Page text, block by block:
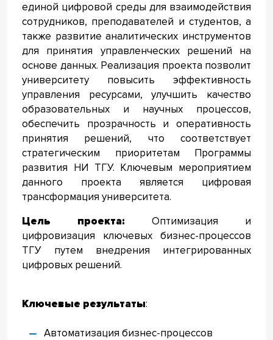
единой цифровой среды для взаимодействия
сотрудников, преподавателей и студентов, а
также развитие аналитических инструментов
для принятия управленческих решений на
основе данных. Реализация проекта позволит
университету повысить эффективность
управления ресурсами, улучшить качество
образовательных и научных процессов,
обеспечить прозрачность и оперативность
принятия решений, что соответствует
стратегическим приоритетам Программы
развития НИ ТГУ. Ключевым мероприятием
данного проекта является цифровая
трансформация университета.
Цель проекта: Оптимизация и
цифровизация ключевых бизнес-процессов
ТГУ путем внедрения интегрированных
цифровых решений.
Ключевые результаты:
Автоматизация бизнес-процессов